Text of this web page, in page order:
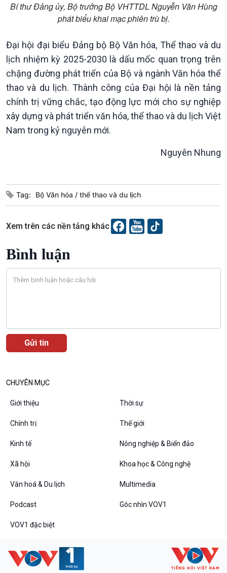
Tin Đời sống & Xã hội
360 độ Sức khỏe
Tài nguyên và Môi trường
Chuyên gia của bạn
Xã hội chuyển động
Bước chân đến trường
Tin Khoa học & Công nghệ
Kết nối công nghệ
khí hậu
Văn hoá & Du lịch
Tin Văn hoá & Du lịch
Câu chuyện Thể thao
Multimedia
Ảnh
Infographic
Podcast
Đối thoại
Diễn đàn chủ nhật
Chuyện đêm
Thanh âm ký sự
Chân dung cuộc sống
Bí thư Đảng ủy, Bộ trưởng Bộ VHTTDL Nguyễn Văn Hùng
phát biểu khai mạc phiên trù bị.
Đại hội đại biểu Đảng bộ Bộ Văn hóa, Thể thao và du
lịch nhiệm kỳ 2025-2030 là dấu mốc quan trọng trên
chặng đường phát triển của Bộ và ngành Văn hóa thể
thao và du lịch. Thành công của Đại hội là nền tảng
chính trị vững chắc, tạo động lực mới cho sự nghiệp
xây dựng và phát triển văn hóa, thể thao và du lịch Việt
Nam trong kỷ nguyên mới.
Nguyên Nhung
Tag: Bộ Văn hóa thể thao và du lịch
Xem trên các nền tảng khác
Bình luận
CHUYÊN MỤC
Giới thiệu Thời sự
Chính trị Thế giới
Kinh tế Nông nghiệp & Biển đảo
Xã hội Khoa học & Công nghệ
Văn hoá & Du lịch Multimedia
Podcast Góc nhìn VOV1
VOV1 đặc biệt